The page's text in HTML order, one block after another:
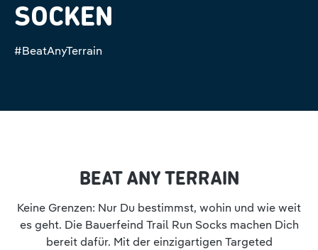
SOCKEN
#BeatAnyTerrain
BEAT ANY TERRAIN
Keine Grenzen: Nur Du bestimmst, wohin und wie weit
es geht. Die Bauerfeind Trail Run Socks machen Dich
bereit dafür. Mit der einzigartigen Targeted